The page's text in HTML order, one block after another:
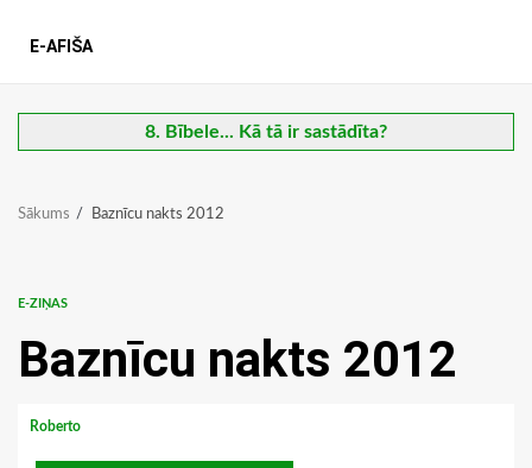
E-AFIŠA
8. Bībele... Kā tā ir sastādīta?
Sākums Baznīcu nakts 2012
E-ZIŅAS
Baznīcu nakts 2012
Roberto